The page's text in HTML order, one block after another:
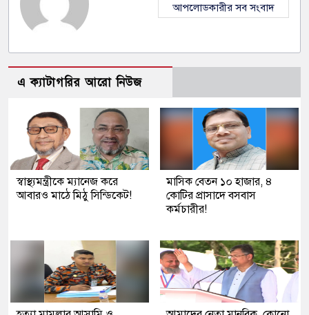
আপলোডকারীর সব সংবাদ
এ ক্যাটাগরির আরো নিউজ
স্বাস্থ্যমন্ত্রীকে ম্যানেজ করে
আবারও মাঠে মিঠু সিন্ডিকেট!
মাসিক বেতন ১০ হাজার, ৪
কোটির প্রাসাদে বসবাস
কর্মচারীর!